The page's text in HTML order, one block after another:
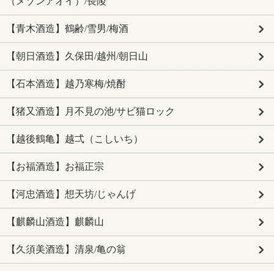
【青木酒造】鶴齢/雪男/梅酒
【朝日酒造】久保田/越州/朝日山
【石本酒造】越乃寒梅/焼酎
【猪又酒造】月不見の池/サビ猫ロック
【越後鶴亀】越弌（こしいち）
【お福酒造】お福正宗
【河忠酒造】想天坊/じゃんげ
【麒麟山酒造】麒麟山
【久須美酒造】清泉/亀の翁